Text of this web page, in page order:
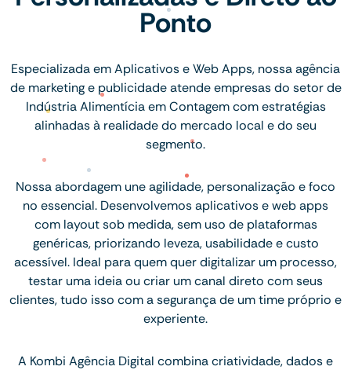
Ponto
Especializada em Aplicativos e Web Apps, nossa agência
de marketing e publicidade atende empresas do setor de
Indústria Alimentícia em Contagem com estratégias
alinhadas à realidade do mercado local e do seu
segmento.
Nossa abordagem une agilidade, personalização e foco
no essencial. Desenvolvemos aplicativos e web apps
com layout sob medida, sem uso de plataformas
genéricas, priorizando leveza, usabilidade e custo
acessível. Ideal para quem quer digitalizar um processo,
testar uma ideia ou criar um canal direto com seus
clientes, tudo isso com a segurança de um time próprio e
experiente.
A Kombi Agência Digital combina criatividade, dados e